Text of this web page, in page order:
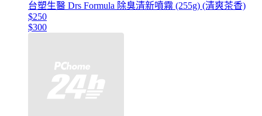
台塑生醫 Drs Formula 除臭清新噴霧 (255g) (清爽茶香)
$250
$300